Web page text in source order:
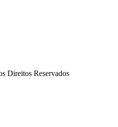
Direitos Reservados